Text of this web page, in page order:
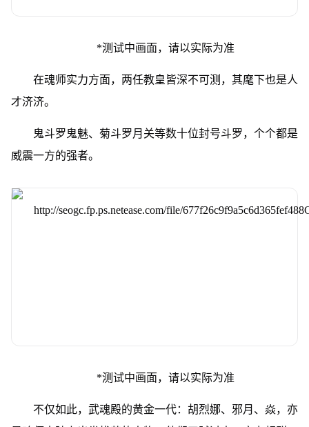
*测试中画面，请以实际为准
在魂师实力方面，两任教皇皆深不可测，其麾下也是人
才济济。
鬼斗罗鬼魅、菊斗罗月关等数十位封号斗罗，个个都是
威震一方的强者。
*测试中画面，请以实际为准
不仅如此，武魂殿的黄金一代：胡烈娜、邪月、焱，亦